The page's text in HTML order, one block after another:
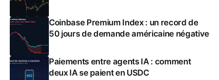
Coinbase Premium Index : un record de
50 jours de demande américaine négative
Paiements entre agents IA : comment
deux IA se paient en USDC